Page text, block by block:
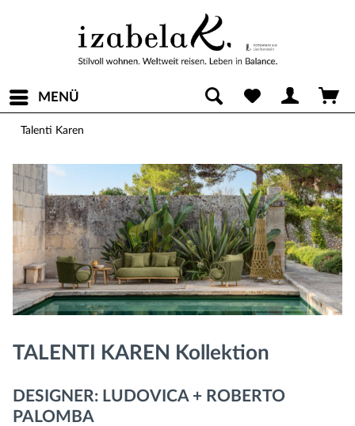
MENÜ
Talenti Karen
TALENTI KAREN Kollektion
DESIGNER: LUDOVICA + ROBERTO
PALOMBA